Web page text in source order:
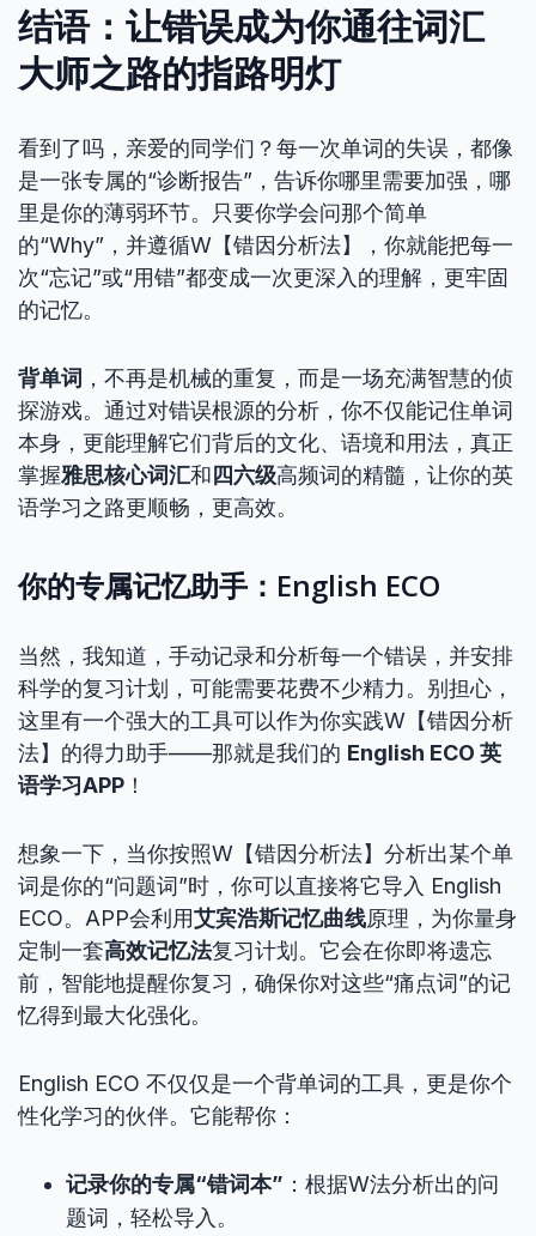
结语：让错误成为你通往词汇
大师之路的指路明灯
看到了吗，亲爱的同学们？每一次单词的失误，都像
是一张专属的“诊断报告”，告诉你哪里需要加强，哪
里是你的薄弱环节。只要你学会问那个简单
的“Why”，并遵循W【错因分析法】，你就能把每一
次“忘记”或“用错”都变成一次更深入的理解，更牢固
的记忆。
背单词 ，不再是机械的重复，而是一场充满智慧的侦
探游戏。通过对错误根源的分析，你不仅能记住单词
本身，更能理解它们背后的文化、语境和用法，真正
掌握雅思核心词汇和 四六级高频词的精髓，让你的英
语学习之路更顺畅，更高效。
你的专属记忆助手：English ECO
当然，我知道，手动记录和分析每一个错误，并安排
科学的复习计划，可能需要花费不少精力。别担心，
这里有一个强大的工具可以作为你实践W【错因分析
法】的得力助手——那就是我们的 English ECO 英
语学习APP ！
想象一下，当你按照W【错因分析法】分析出某个单
词是你的“问题词”时，你可以直接将它导入 English
ECO。APP会利用艾宾浩斯记忆曲线原理，为你量身
定制一套高效记忆法复习计划。它会在你即将遗忘
前，智能地提醒你复习，确保你对这些“痛点词”的记
忆得到最大化强化。
English ECO 不仅仅是一个背单词的工具，更是你个
性化学习的伙伴。它能帮你：
记录你的专属“错词本” ：根据W法分析出的问
题词，轻松导入。